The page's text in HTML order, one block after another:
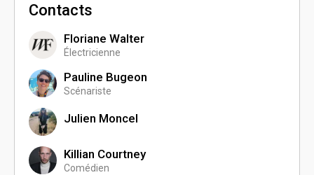
Contacts
Floriane Walter
Électricienne
Pauline Bugeon
Scénariste
Julien Moncel
Killian Courtney
Comédien